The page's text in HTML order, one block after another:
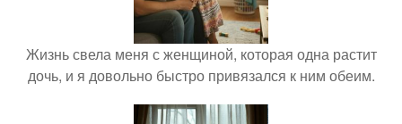
Жизнь свела меня с женщиной, которая одна растит
дочь, и я довольно быстро привязался к ним обеим.